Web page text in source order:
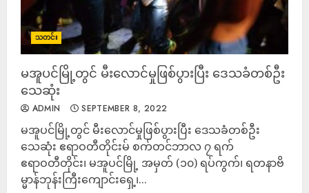
သတင်း
မအူပင်မြို့တွင် မီးလောင်မှုဖြစ်ပွားပြီး ဒေသခံတစ်ဦး
သေဆုံး
ADMIN SEPTEMBER 8, 2022
မအူပင်မြို့တွင် မီးလောင်မှုဖြစ်ပွားပြီး ဒေသခံတစ်ဦး
သေဆုံး ဧရာဝတီတိုင်းမ် စက်တင်ဘာလ ၇ ရက်
ဧရာဝတီတိုင်း၊ မအူပင်မြို့ အမှတ် (၁၀) ရပ်ကွက်၊ ရတနာဗိ
မ္မာန်ဘုန်းကြီးကျောင်းရှေ့၊...